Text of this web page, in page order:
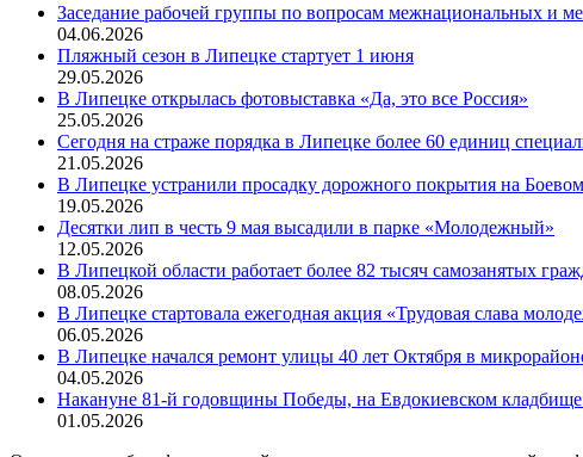
Заседание рабочей группы по вопросам межнациональных и
04.06.2026
Пляжный сезон в Липецке стартует 1 июня
29.05.2026
В Липецке открылась фотовыставка «Да, это все Россия»
25.05.2026
Сегодня на страже порядка в Липецке более 60 единиц
21.05.2026
В Липецке устранили просадку дорожного покрытия на
19.05.2026
Десятки лип в честь 9 мая высадили в парке «Молодежный»
12.05.2026
В Липецкой области работает более 82 тысяч самозанятых
08.05.2026
В Липецке стартовала ежегодная акция «Трудовая слава
06.05.2026
В Липецке начался ремонт улицы 40 лет Октября в
04.05.2026
Накануне 81-й годовщины Победы, на Евдокиевском кладбище
01.05.2026